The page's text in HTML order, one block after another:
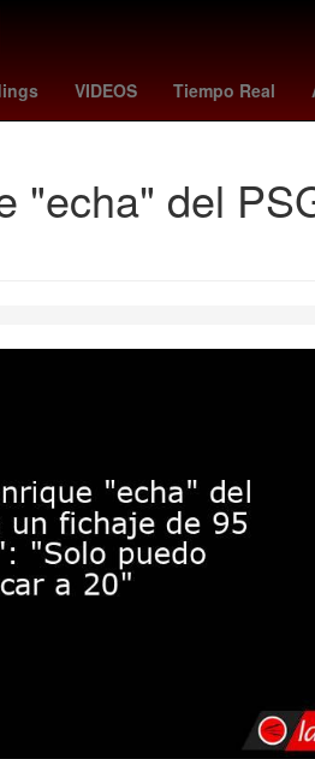
VIDEOS Tiempo Real
- angels mariners - tigers HBO
"echa" del